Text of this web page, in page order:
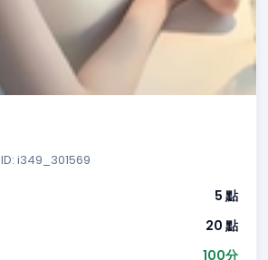
ID: i349_301569
5 點
20 點
100分